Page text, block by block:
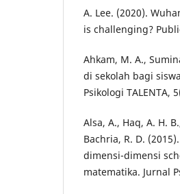
A. Lee. (2020).
is challenging?
Ahkam, M. A.,
di sekolah bagi
Psikologi TALENTA,
Alsa, A., Haq, A. H.
Bachria, R. D.
dimensi-dimensi
matematika. Jurnal